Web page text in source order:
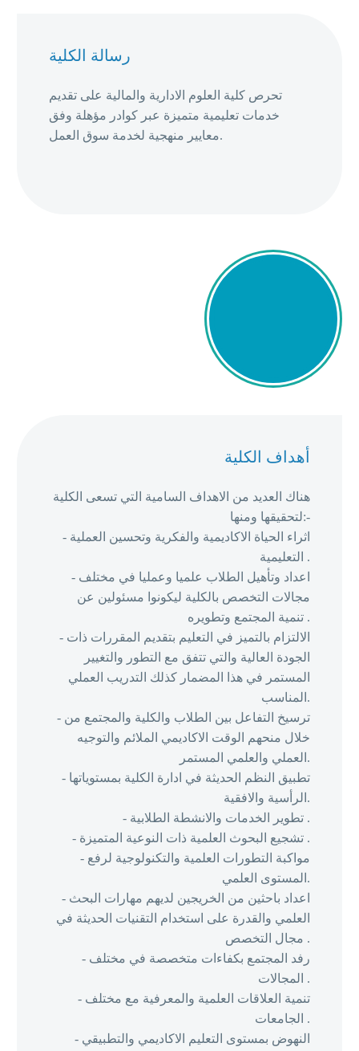
رسالة الكلية
تحرص كلية العلوم الادارية والمالية على تقديم
خدمات تعليمية متميزة عبر كوادر مؤهلة وفق
معايير منهجية لخدمة سوق العمل.
أهداف الكلية
هناك العديد من الاهداف السامية التي تسعى الكلية
لتحقيقها ومنها:-
- اثراء الحياة الاكاديمية والفكرية وتحسين العملية
التعليمية .
- اعداد وتأهيل الطلاب علميا وعمليا في مختلف
مجالات التخصص بالكلية ليكونوا مسئولين عن
تنمية المجتمع وتطويره .
- الالتزام بالتميز في التعليم بتقديم المقررات ذات
الجودة العالية والتي تتفق مع التطور والتغيير
المستمر في هذا المضمار كذلك التدريب العملي
المناسب.
- ترسيخ التفاعل بين الطلاب والكلية والمجتمع من
خلال منحهم الوقت الاكاديمي الملائم والتوجيه
العملي والعلمي المستمر.
- تطبيق النظم الحديثة في ادارة الكلية بمستوياتها
الرأسية والافقية.
- تطوير الخدمات والانشطة الطلابية .
- تشجيع البحوث العلمية ذات النوعية المتميزة .
- مواكبة التطورات العلمية والتكنولوجية لرفع
المستوى العلمي.
- اعداد باحثين من الخريجين لديهم مهارات البحث
العلمي والقدرة على استخدام التقنيات الحديثة في
مجال التخصص .
- رفد المجتمع بكفاءات متخصصة في مختلف
المجالات .
- تنمية العلاقات العلمية والمعرفية مع مختلف
الجامعات .
- النهوض بمستوى التعليم الاكاديمي والتطبيقي